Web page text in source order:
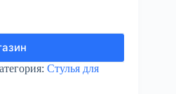
Стулья для